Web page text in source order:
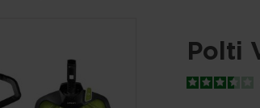
Polti